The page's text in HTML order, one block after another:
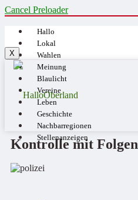
Cancel Preloader
Hallo
Lokal
Wahlen
Meinung
Blaulicht
Vereine
Leben
Geschichte
Nachbarregionen
Stellenanzeigen
X
Kontrolle mit Folgen